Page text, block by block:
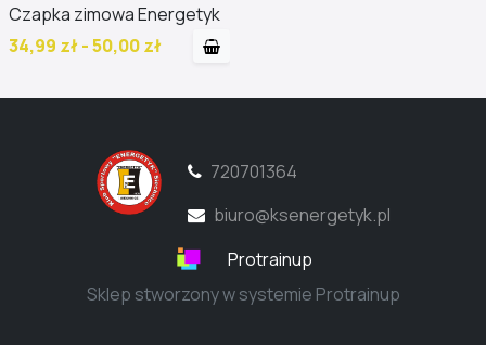
Czapka zimowa Energetyk
34,99 zł - 50,00 zł
720701364
biuro@ksenergetyk.pl
Protrainup
Sklep stworzony w systemie Protrainup